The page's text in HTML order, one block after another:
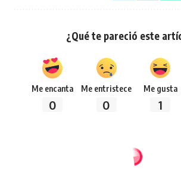
¿Qué te pareció este
Me encanta
0
Me entristece
0
Me gusta
1